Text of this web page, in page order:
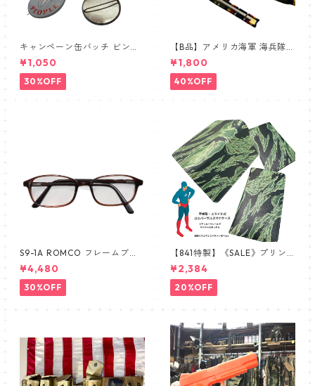
キャンペーン缶バッチ ビンテ
ージ vintage USA FLAG
¥1,050
30%OFF
【B品】アメリカ海軍 海兵隊
① リボンバー 略綬SALE
¥1,800
40%OFF
S9-1A ROMCO フレームブラ
ウン レンズあり眼鏡 めがね 新
品 デッドストック 米軍放出品
¥4,480
30%OFF
【841特製】《SALE》プリン
トミス 手帳型スマホケース 南
ベトナム ARVN タイガースト
ライプ ERDL ブラッドケーキ
手帳型スマホケース ユニバー
¥2,384
20%OFF